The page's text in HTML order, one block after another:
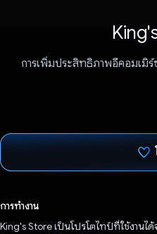
การเพิ่มประสิทธิภาพอีคอมเมิ
การทำงาน
King's Store เป็นโปรโตไทป์ที่ใช้งานไ